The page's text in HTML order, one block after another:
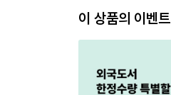
이 상품의 이벤트